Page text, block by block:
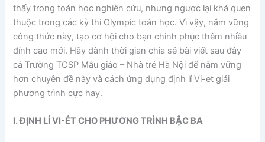
thấy trong toán học nghiên cứu, nhưng ngược lại khá quen
thuộc trong các kỳ thi Olympic toán học. Vì vậy, nắm vững
công thức này, tạo cơ hội cho bạn chinh phục thêm nhiều
đỉnh cao mới. Hãy dành thời gian chia sẻ bài viết sau đây
cả Trường TCSP Mẫu giáo – Nhà trẻ Hà Nội để nắm vững
hơn chuyên đề này và cách ứng dụng định lí Vi-et giải
phương trình cực hay.
I. ĐỊNH LÍ VI-ÉT CHO PHƯƠNG TRÌNH BẬC BA